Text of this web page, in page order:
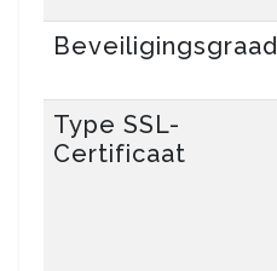
Beveiligingsgraad
Type SSL-
Certificaat